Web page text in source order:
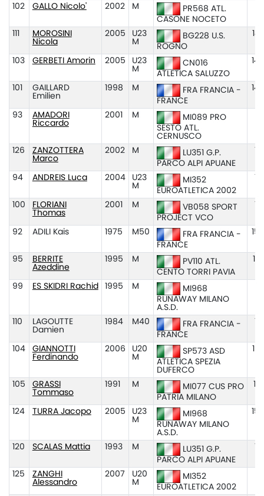
102 GALLO Nicolo' 2002 M
PR568 ATL.
CASONE NOCETO
111
MOROSINI
Nicola
2005
U23
M
BG228 U.S.
ROGNO
103 GERBETI Amorin 2005
U23
M
CN016
ATLETICA SALUZZO
101
GAILLARD
Emilien
1998 M
FRA FRANCIA -
FRANCE
93
AMADORI
Riccardo
2001 M
MI089 PRO
SESTO ATL.
CERNUSCO
126
ZANZOTTERA
Marco
2002 M
LU351 G.P.
PARCO ALPI APUANE
94 ANDREIS Luca 2004
U23
M
MI352
EUROATLETICA 2002
100
FLORIANI
Thomas
2001 M
VB058 SPORT
PROJECT VCO
92 ADILI Kais 1975 M50
FRA FRANCIA -
FRANCE
95
BERRITE
Azeddine
1995 M
PV110 ATL.
CENTO TORRI PAVIA
99 ES SKIDRI Rachid 1995 M
MI968
RUNAWAY MILANO
A.S.D.
110
LAGOUTTE
Damien
1984 M40
FRA FRANCIA -
FRANCE
104
GIANNOTTI
Ferdinando
2006
U20
M
SP573 ASD
ATLETICA SPEZIA
DUFERCO
105
GRASSI
Tommaso
1991 M
MI077 CUS PRO
PATRIA MILANO
124 TURRA Jacopo 2005
U23
M
MI968
RUNAWAY MILANO
A.S.D.
120 SCALAS Mattia 1993 M
LU351 G.P.
PARCO ALPI APUANE
125
ZANGHI
Alessandro
2007
U20
M
MI352
EUROATLETICA 2002